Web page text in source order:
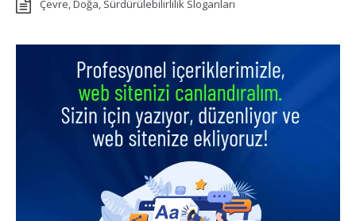
Çevre, Doğa, Sürdürülebilirlilik Sloganları